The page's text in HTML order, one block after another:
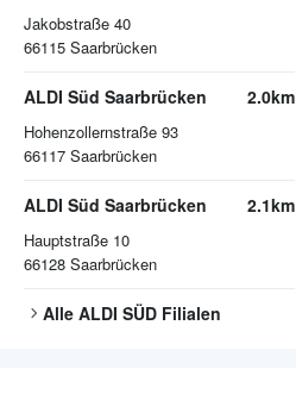
Jakobstraße 40
66115 Saarbrücken
ALDI Süd Saarbrücken
Hohenzollernstraße 93
66117 Saarbrücken
2.0km
ALDI Süd Saarbrücken
Hauptstraße 10
66128 Saarbrücken
2.1km
Alle ALDI SÜD Filialen